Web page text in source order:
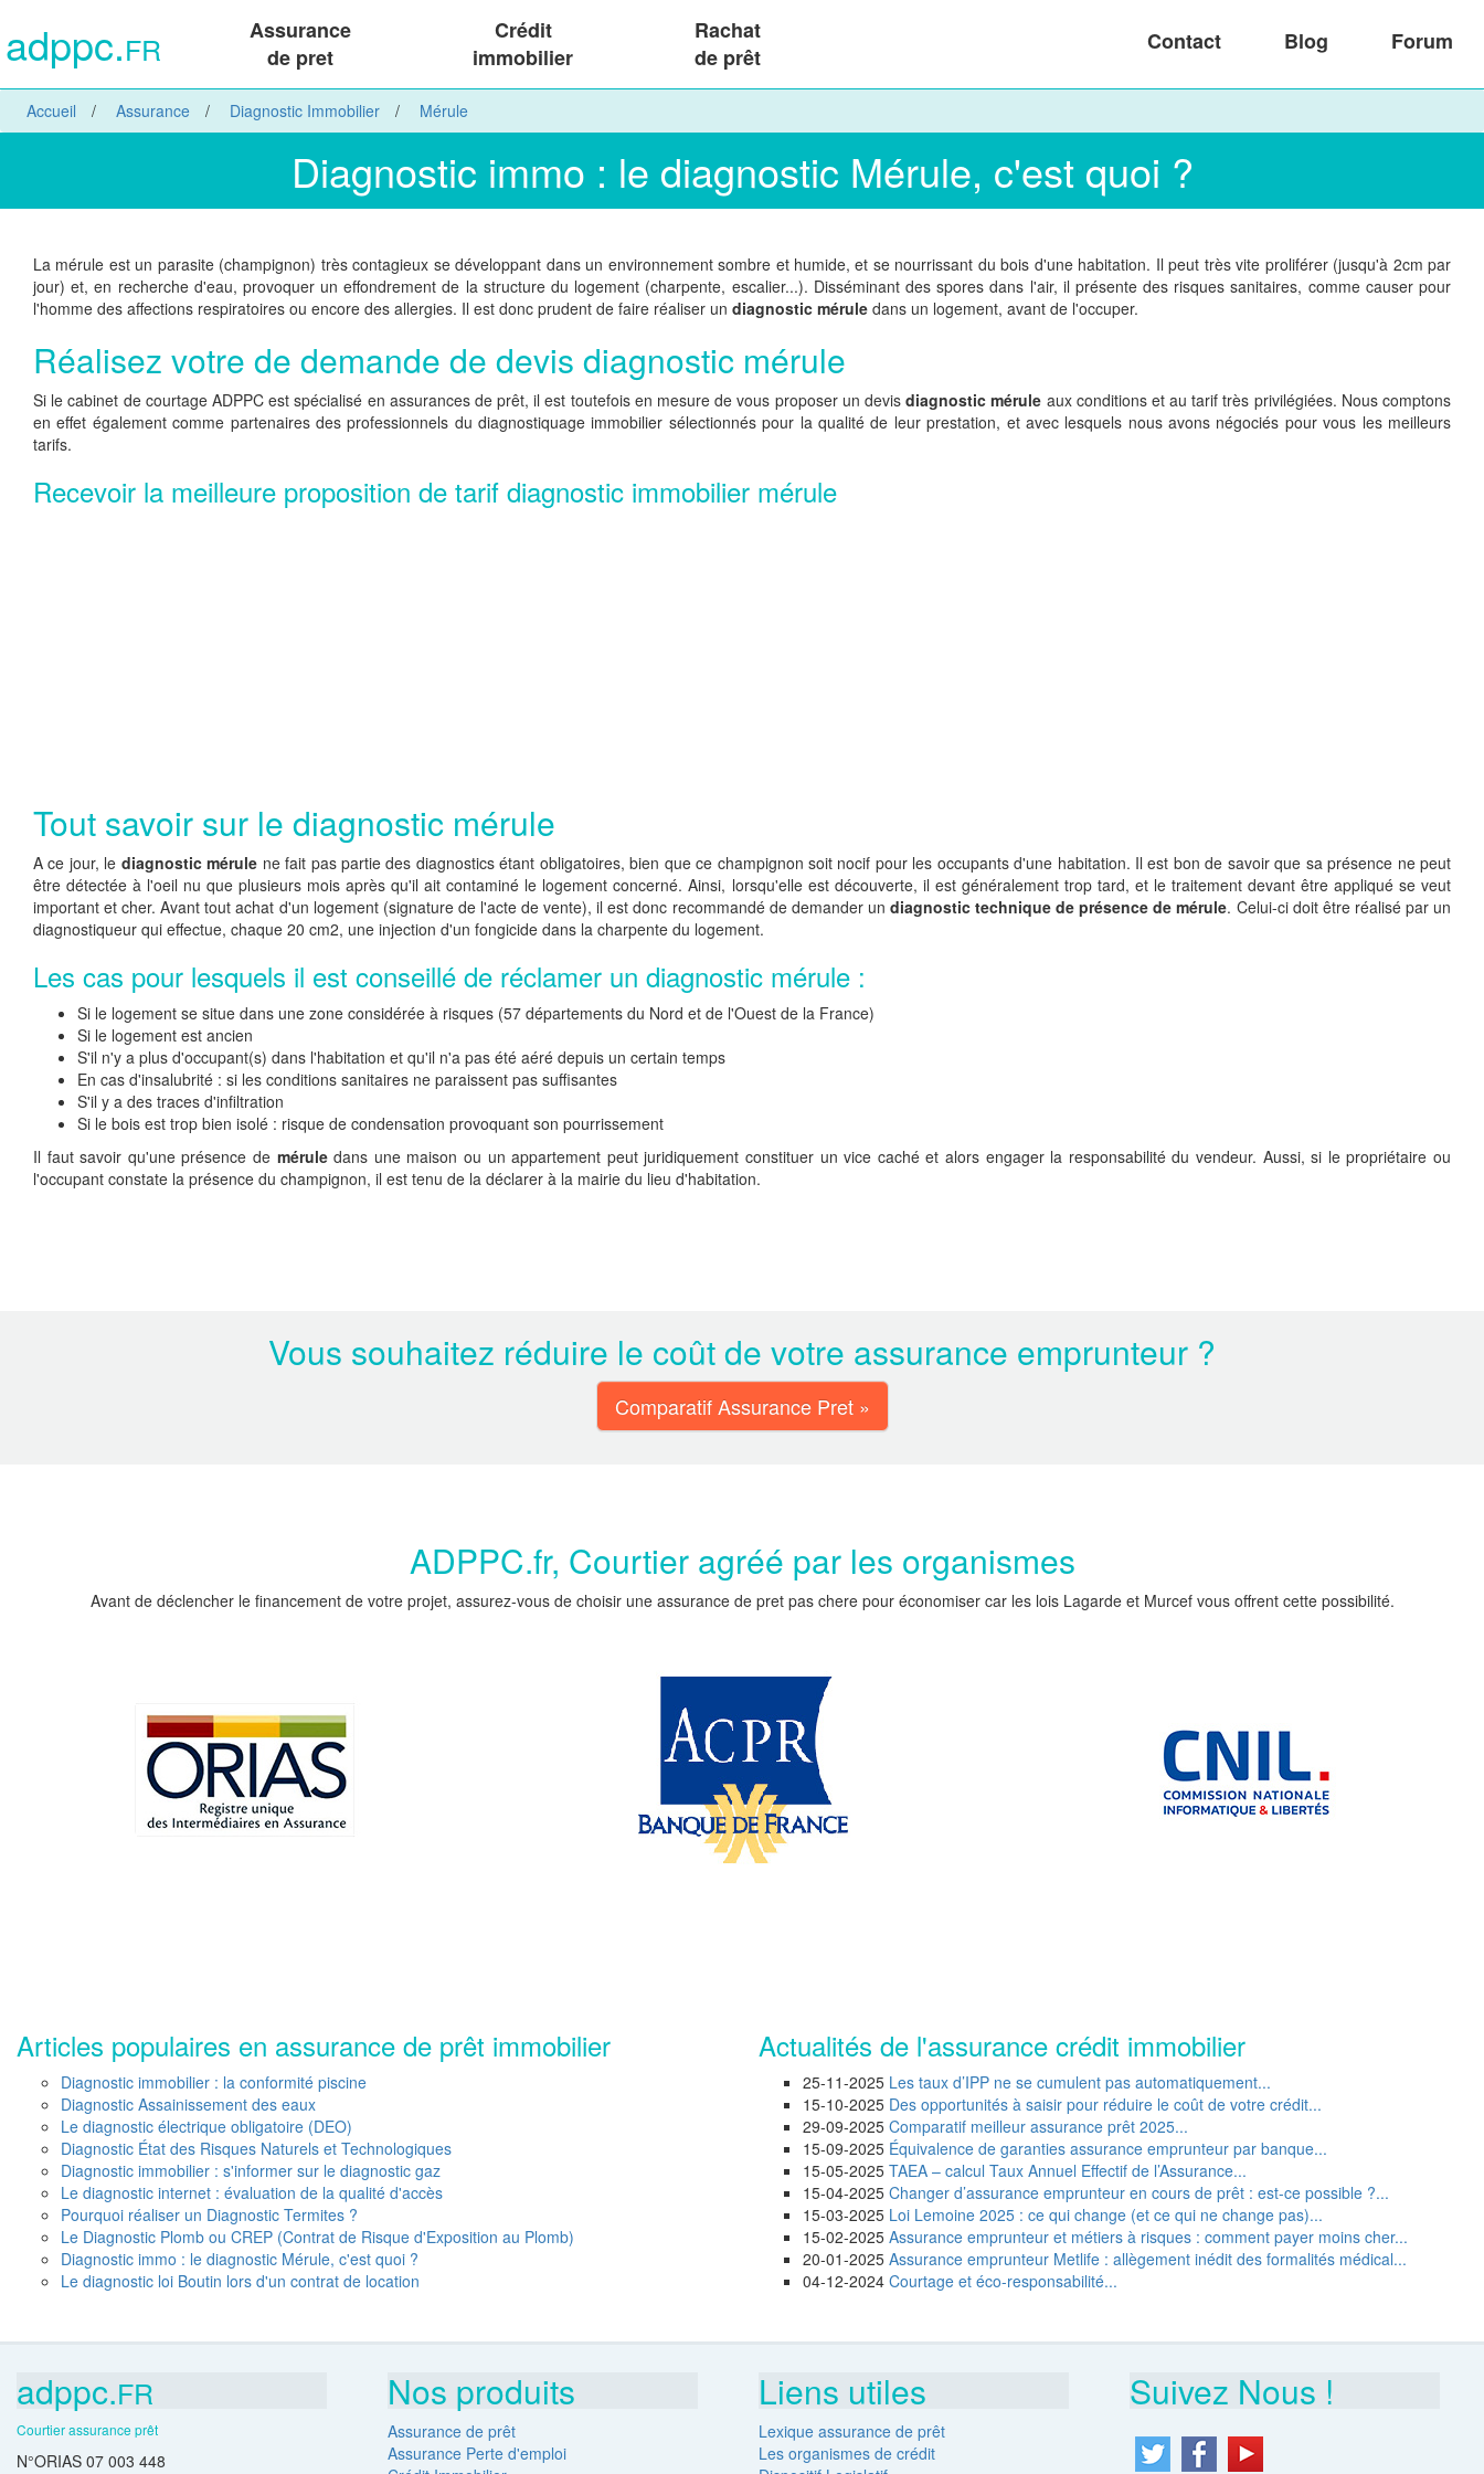
adppc.FR
Assurance
de pret
Crédit
immobilier
Rachat
de prêt
Contact Blog Forum
Accueil Assurance Diagnostic Immobilier Mérule
Diagnostic immo : le diagnostic Mérule, c'est quoi ?
La mérule est un parasite (champignon) très contagieux se développant dans un environnement sombre et humide, et se nourrissant du bois d'une habitation. Il peut très vite proliférer (jusqu'à 2cm par
jour) et, en recherche d'eau, provoquer un effondrement de la structure du logement (charpente, escalier...). Disséminant des spores dans l'air, il présente des risques sanitaires, comme causer pour
l'homme des affections respiratoires ou encore des allergies. Il est donc prudent de faire réaliser un diagnostic mérule dans un logement, avant de l'occuper.
Réalisez votre de demande de devis diagnostic mérule
Si le cabinet de courtage ADPPC est spécialisé en assurances de prêt, il est toutefois en mesure de vous proposer un devisdiagnostic mérule aux conditions et au tarif très privilégiées. Nous comptons
en effet également comme partenaires des professionnels du diagnostiquage immobilier sélectionnés pour la qualité de leur prestation, et avec lesquels nous avons négociés pour vous les meilleurs
tarifs.
Recevoir la meilleure proposition de tarif diagnostic immobilier mérule
Tout savoir sur le diagnostic mérule
A ce jour, le diagnostic mérule ne fait pas partie des diagnostics étant obligatoires, bien que ce champignon soit nocif pour les occupants d'une habitation. Il est bon de savoir que sa présence ne peut
être détectée à l'oeil nu que plusieurs mois après qu'il ait contaminé le logement concerné. Ainsi, lorsqu'elle est découverte, il est généralement trop tard, et le traitement devant être appliqué se veut
important et cher. Avant tout achat d'un logement (signature de l'acte de vente), il est donc recommandé de demander un diagnostic technique de présence de mérule. Celui-ci doit être réalisé par un
diagnostiqueur qui effectue, chaque 20 cm2, une injection d'un fongicide dans la charpente du logement.
Les cas pour lesquels il est conseillé de réclamer un diagnostic mérule :
Si le logement se situe dans une zone considérée à risques (57 départements du Nord et de l'Ouest de la France)
Si le logement est ancien
S'il n'y a plus d'occupant(s) dans l'habitation et qu'il n'a pas été aéré depuis un certain temps
En cas d'insalubrité : si les conditions sanitaires ne paraissent pas suffisantes
S'il y a des traces d'infiltration
Si le bois est trop bien isolé : risque de condensation provoquant son pourrissement
Il faut savoir qu'une présence de méruledans une maison ou un appartement peut juridiquement constituer un vice caché et alors engager la responsabilité du vendeur. Aussi, si le propriétaire ou
l'occupant constate la présence du champignon, il est tenu de la déclarer à la mairie du lieu d'habitation.
Vous souhaitez réduire le coût de votre assurance emprunteur ?
Comparatif Assurance Pret »
ADPPC.fr, Courtier agréé par les organismes
Avant de déclencher le financement de votre projet, assurez-vous de choisir une assurance de pret pas chere pour économiser car les lois Lagarde et Murcef vous offrent cette possibilité.
Articles populaires en assurance de prêt immobilier
Diagnostic immobilier : la conformité piscine
Diagnostic Assainissement des eaux
Le diagnostic électrique obligatoire (DEO)
Diagnostic État des Risques Naturels et Technologiques
Diagnostic immobilier : s'informer sur le diagnostic gaz
Le diagnostic internet : évaluation de la qualité d'accès
Pourquoi réaliser un Diagnostic Termites ?
Le Diagnostic Plomb ou CREP (Contrat de Risque d'Exposition au Plomb)
Diagnostic immo : le diagnostic Mérule, c'est quoi ?
Le diagnostic loi Boutin lors d'un contrat de location
Actualités de l'assurance crédit immobilier
25-11-2025 Les taux d’IPP ne se cumulent pas automatiquement...
15-10-2025 Des opportunités à saisir pour réduire le coût de votre crédit...
29-09-2025 Comparatif meilleur assurance prêt 2025...
15-09-2025 Équivalence de garanties assurance emprunteur par banque...
15-05-2025 TAEA – calcul Taux Annuel Effectif de l’Assurance...
15-04-2025 Changer d’assurance emprunteur en cours de prêt : est-ce possible ?...
15-03-2025 Loi Lemoine 2025 : ce qui change (et ce qui ne change pas)...
15-02-2025 Assurance emprunteur et métiers à risques : comment payer moins cher...
20-01-2025 Assurance emprunteur Metlife : allègement inédit des formalités médical...
04-12-2024 Courtage et éco-responsabilité...
adppc.FR
Courtier assurance prêt
N°ORIAS 07 003 448
Nos produits
Assurance de prêt
Assurance Perte d'emploi
Liens utiles
Lexique assurance de prêt
Les organismes de crédit
Suivez Nous !